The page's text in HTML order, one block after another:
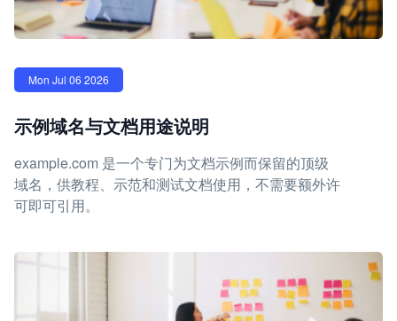
Mon Jul 06 2026
示例域名与文档用途说明
example.com 是一个专门为文档示例而保留的顶级
域名，供教程、示范和测试文档使用，不需要额外许
可即可引用。